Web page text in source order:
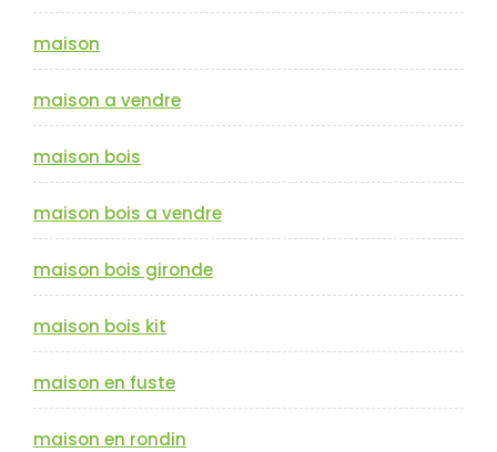
maison
maison a vendre
maison bois
maison bois a vendre
maison bois gironde
maison bois kit
maison en fuste
maison en rondin